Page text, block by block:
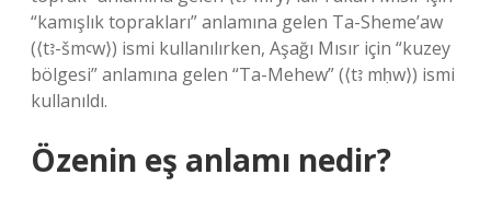
“kamışlık toprakları” anlamına gelen Ta-Sheme’aw
(⟨tꜣ-šmꜥw⟩) ismi kullanılırken, Aşağı Mısır için “kuzey
bölgesi” anlamına gelen “Ta-Mehew” (⟨tꜣ mḥw⟩) ismi
kullanıldı.
Özenin eş anlamı nedir?